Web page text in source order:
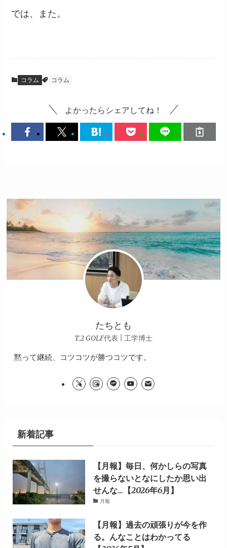
では、また。
コラム コラム
よかったらシェアしてね！
たちとも
T.2 GOLF代表 | 工学博士
黙って継続、コツコツが勝つコツです。
新着記事
【月報】毎日、何かしらの写真
を撮らないとなにしたか思い出
せんな…【2026年6月】
月報
【月報】過去の頑張りが今を作
る。んなことはわかってる